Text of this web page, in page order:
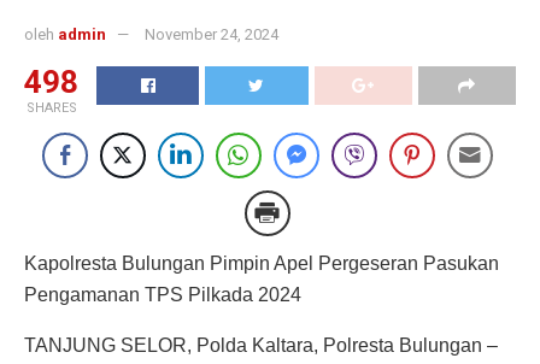
oleh admin November 24, 2024
498
SHARES
Kapolresta Bulungan Pimpin Apel Pergeseran Pasukan
Pengamanan TPS Pilkada 2024
TANJUNG SELOR, Polda Kaltara, Polresta Bulungan –